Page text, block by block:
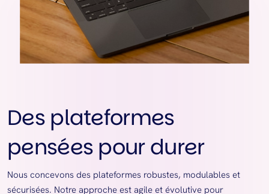
Des plateformes
pensées pour durer
Nous concevons des plateformes robustes, modulables et
sécurisées. Notre approche est agile et évolutive pour